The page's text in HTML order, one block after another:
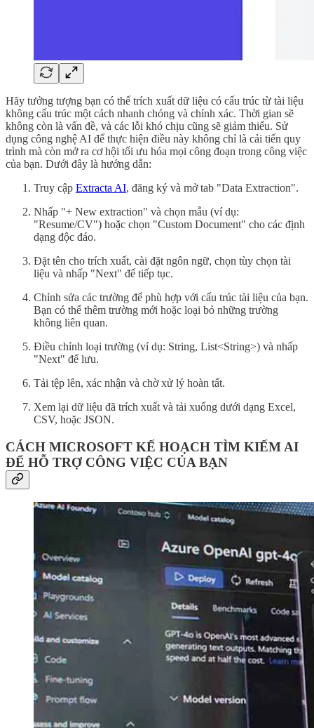
Hãy tưởng tượng bạn có thể trích xuất dữ liệu có cấu trúc từ tài liệu
không cấu trúc một cách nhanh chóng và chính xác. Thời gian sẽ
không còn là vấn đề, và các lỗi khó chịu cũng sẽ giảm thiểu. Sử
dụng công nghệ AI để thực hiện điều này không chỉ là cải tiến quy
trình mà còn mở ra cơ hội tối ưu hóa mọi công đoạn trong công việc
của bạn. Dưới đây là hướng dẫn:
Truy cập Extracta AI, đăng ký và mở tab "Data Extraction".
Nhấp "+ New extraction" và chọn mẫu (ví dụ:
"Resume/CV") hoặc chọn "Custom Document" cho các định
dạng độc đáo.
Đặt tên cho trích xuất, cài đặt ngôn ngữ, chọn tùy chọn tài
liệu và nhấp "Next" để tiếp tục.
Chỉnh sửa các trường để phù hợp với cấu trúc tài liệu của bạn.
Bạn có thể thêm trường mới hoặc loại bỏ những trường
không liên quan.
Điều chỉnh loại trường (ví dụ: String, List<String>) và nhấp
"Next" để lưu.
Tải tệp lên, xác nhận và chờ xử lý hoàn tất.
Xem lại dữ liệu đã trích xuất và tải xuống dưới dạng Excel,
CSV, hoặc JSON.
CÁCH MICROSOFT KẾ HOẠCH TÌM KIẾM AI
ĐỂ HỖ TRỢ CÔNG VIỆC CỦA BẠN